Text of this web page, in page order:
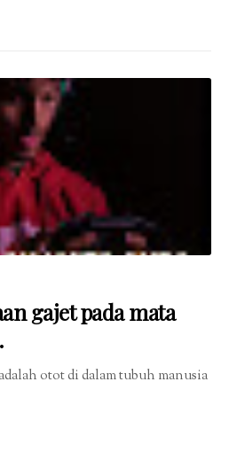
gajet pada mata
otot di dalam tubuh manusia